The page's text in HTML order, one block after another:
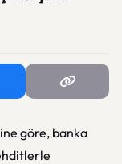
göre, banka